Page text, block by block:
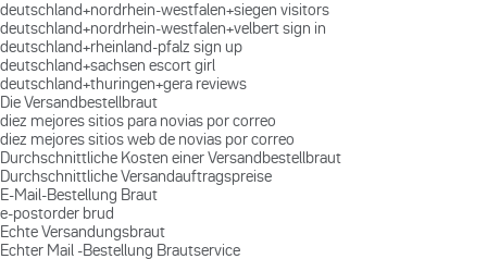
deutschland+nordrhein-westfalen+siegen visitors
deutschland+nordrhein-westfalen+velbert sign in
deutschland+rheinland-pfalz sign up
deutschland+sachsen escort girl
deutschland+thuringen+gera reviews
Die Versandbestellbraut
diez mejores sitios para novias por correo
diez mejores sitios web de novias por correo
Durchschnittliche Kosten einer Versandbestellbraut
Durchschnittliche Versandauftragspreise
E-Mail-Bestellung Braut
e-postorder brud
Echte Versandungsbraut
Echter Mail -Bestellung Brautservice